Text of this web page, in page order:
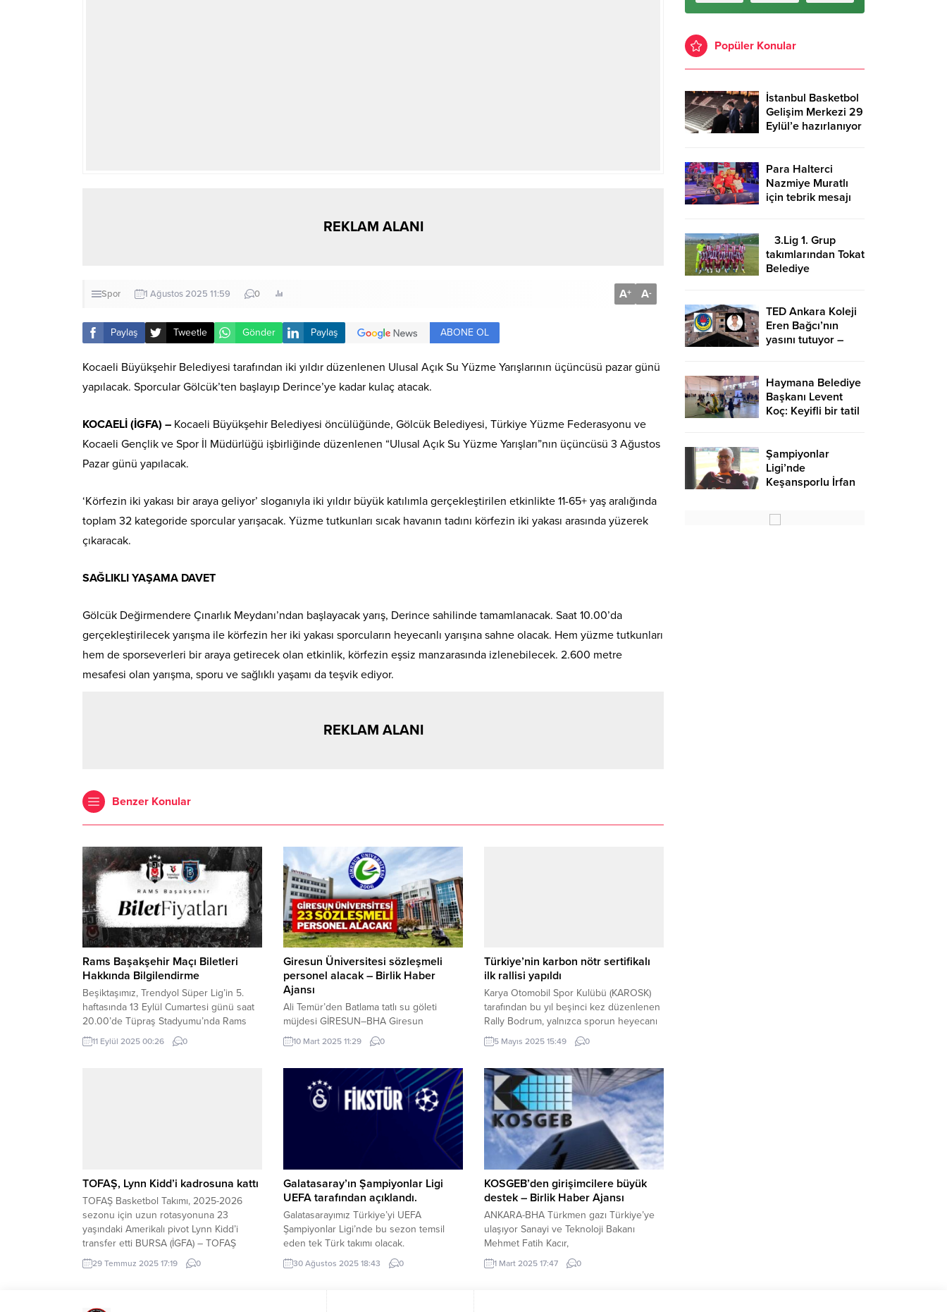
REKLAM ALANI
Spor 1 Ağustos 2025 11:59 0 A+ A-
Paylaş Tweetle Gönder Paylaş ABONE OL
Kocaeli Büyükşehir Belediyesi tarafından iki yıldır düzenlenen Ulusal Açık Su Yüzme Yarışlarının üçüncüsü pazar günü
yapılacak. Sporcular Gölcük’ten başlayıp Derince’ye kadar kulaç atacak.
KOCAELİ (İGFA) – Kocaeli Büyükşehir Belediyesi öncülüğünde, Gölcük Belediyesi, Türkiye Yüzme Federasyonu ve
Kocaeli Gençlik ve Spor İl Müdürlüğü işbirliğinde düzenlenen “Ulusal Açık Su Yüzme Yarışları”nın üçüncüsü 3 Ağustos
Pazar günü yapılacak.
‘Körfezin iki yakası bir araya geliyor’ sloganıyla iki yıldır büyük katılımla gerçekleştirilen etkinlikte 11-65+ yaş aralığında
toplam 32 kategoride sporcular yarışacak. Yüzme tutkunları sıcak havanın tadını körfezin iki yakası arasında yüzerek
çıkaracak.
SAĞLIKLI YAŞAMA DAVET
Gölcük Değirmendere Çınarlık Meydanı’ndan başlayacak yarış, Derince sahilinde tamamlanacak. Saat 10.00’da
gerçekleştirilecek yarışma ile körfezin her iki yakası sporcuların heyecanlı yarışına sahne olacak. Hem yüzme tutkunları
hem de sporseverleri bir araya getirecek olan etkinlik, körfezin eşsiz manzarasında izlenebilecek. 2.600 metre
mesafesi olan yarışma, sporu ve sağlıklı yaşamı da teşvik ediyor.
REKLAM ALANI
Benzer Konular
Rams Başakşehir Maçı Biletleri
Hakkında Bilgilendirme
Beşiktaşımız, Trendyol Süper Lig’in 5.
haftasında 13 Eylül Cumartesi günü saat
20.00’de Tüpraş Stadyumu’nda Rams
Başakşehir ile karşılaşacak. Karşılaşmanın
biletleri yarın (11 Eylül) saat 09.00’da BJK
11 Eylül 2025 00:26 0
Giresun Üniversitesi sözleşmeli
personel alacak – Birlik Haber
Ajansı
Ali Temür’den Batlama tatlı su göleti
müjdesi GİRESUN–BHA Giresun
Üniversitesi, 657 sayılı Devlet Memurları
Kanunu’nun 4’üncü maddesinin (B)
yapacağını duyurdu. Üniversite, çeşitli
branşlarda toplam 23 personel alımı
yapacak. Başvurular, 06.06.1978 tarihli ve
7/15754 sayılı Bakanlar Kurulu Kararı ile
yürürlüğe giren Sözleşmeli Personel
10 Mart 2025 11:29 0
Türkiye’nin karbon nötr sertifikalı
ilk rallisi yapıldı
Karya Otomobil Spor Kulübü (KAROSK)
tarafından bu yıl beşinci kez düzenlenen
Rally Bodrum, yalnızca sporun heyecanı
ile değil, sürdürülebilirlik alanındaki öncü
yaklaşımıyla da dikkatleri üzerine çekti.
Otelciler Derneği) liderliğinde, Commited
ve Kayacan Çevre Mühendisliği iş
birliğiyle hayata geçirilen çevresel
sürdürülebilirlik uygulamaları sayesinde,
Türkiye’nin uluslararası...
5 Mayıs 2025 15:49 0
TOFAŞ, Lynn Kidd’i kadrosuna kattı
TOFAŞ Basketbol Takımı, 2025-2026
sezonu için uzun rotasyonuna 23
yaşındaki Amerikalı pivot Lynn Kidd’i
transfer etti BURSA (İGFA) – TOFAŞ
Basketbol Takımı, 2025-2026 sezonu
kadro planlamaları kapsamında uzun
29 Temmuz 2025 17:19 0
Galatasaray’ın Şampiyonlar Ligi
UEFA tarafından açıklandı.
Galatasarayımız Türkiye’yi UEFA
Şampiyonlar Ligi’nde bu sezon temsil
eden tek Türk takımı olacak.
Aslanlarımızın Devler Ligi arenasındaki
fikstürü UEFA tarafından açıklandı.
saatleri (TSİ) şu şekilde: 18 Eylül |
30 Ağustos 2025 18:43 0
KOSGEB’den girişimcilere büyük
destek – Birlik Haber Ajansı
ANKARA-BHA Türkmen gazı Türkiye’ye
ulaşıyor Sanayi ve Teknoloji Bakanı
Mehmet Fatih Kacır,
sosyal medya hesabından, KOSGEB‘in
“Girişimci Destek Programı”nın detaylarını
1 Mart 2025 17:47 0
Popüler Konular
İstanbul Basketbol
Gelişim Merkezi 29
Eylül’e hazırlanıyor
Para Halterci
Nazmiye Muratlı
için tebrik mesajı
3.Lig 1. Grup
takımlarından Tokat
Belediye
evinde ağırlayacak
TED Ankara Koleji
Eren Bağcı’nın
yasını tutuyor –
Haymana Belediye
Başkanı Levent
Koç: Keyifli bir tatil
Şampiyonlar
Ligi’nde
Keşansporlu İrfan
gururlandırdı